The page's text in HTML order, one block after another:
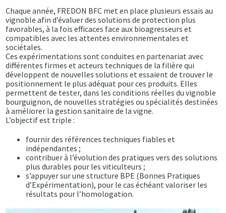
Chaque année, FREDON BFC met en place plusieurs essais au
vignoble afin d’évaluer des solutions de protection plus
favorables, à la fois efficaces face aux bioagresseurs et
compatibles avec les attentes environnementales et
sociétales.
Ces expérimentations sont conduites en partenariat avec
différentes firmes et acteurs techniques de la filière qui
développent de nouvelles solutions et essaient de trouver le
positionnement le plus adéquat pour ces produits. Elles
permettent de tester, dans les conditions réelles du vignoble
bourguignon, de nouvelles stratégies ou spécialités destinées
à améliorer la gestion sanitaire de la vigne.
L’objectif est triple :
fournir des références techniques fiables et
indépendantes ;
contribuer à l’évolution des pratiques vers des solutions
plus durables pour les viticulteurs ;
s’appuyer sur une structure BPE (Bonnes Pratiques
d’Expérimentation), pour le cas échéant valoriser les
résultats pour l’homologation.